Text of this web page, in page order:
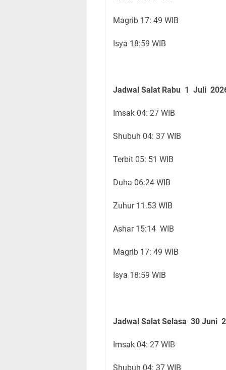
Magrib 17: 49 WIB
Isya 18:59 WIB
Jadwal Salat Rabu 1 Juli
Imsak 04: 27 WIB
Shubuh 04: 37 WIB
Terbit 05: 51 WIB
Duha 06:24 WIB
Zuhur 11.53 WIB
Ashar 15:14 WIB
Magrib 17: 49 WIB
Isya 18:59 WIB
Jadwal Salat Selasa 30 Juni
Imsak 04: 27 WIB
Shubuh 04: 37 WIB